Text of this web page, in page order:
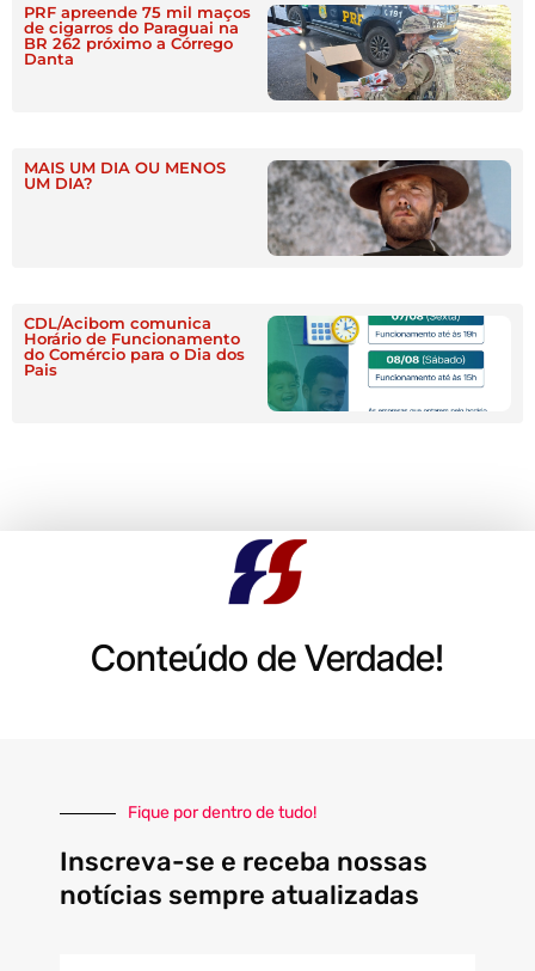
PRF apreende 75 mil maços
de cigarros do Paraguai na
BR 262 próximo a Córrego
Danta
MAIS UM DIA OU MENOS
UM DIA?
CDL/Acibom comunica
Horário de Funcionamento
do Comércio para o Dia dos
Pais
Conteúdo de Verdade!
Fique por dentro de tudo!
Inscreva-se e receba nossas
notícias sempre atualizadas